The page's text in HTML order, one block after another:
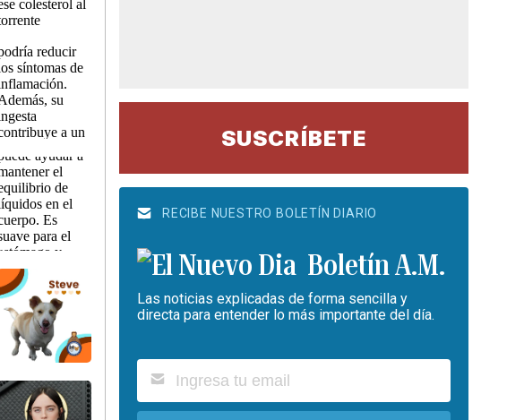
SUSCRÍBETE
RECIBE NUESTRO BOLETÍN DIARIO
Boletín A.M.
Las noticias explicadas de forma sencilla y
directa para entender lo más importante del día.